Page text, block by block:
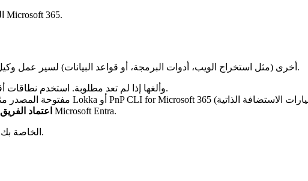
إذا استمرت المشكلات، راجع مقالة مركز مساعدة Claude الرسمية حول تمكين موصل Microsoft 365.
: ادمج M365 مع خوادم MCP أخرى (مثل استخراج الويب، أدوات البرمجة، أو قواعد البيانات) لسير عمل وكيل متعدد الأدوات قوي.
: راجع بانتظام الأذونات الممنوحة في Entra ID وألغها إذا لم تعد مطلوبة. استخدم نطاقات أقل امتيازًا.
اعتماد الفريق : شارك هذا الدليل مع الزملاء وراقب الاستخدام عبر سجلات تسجيل الدخول في Microsoft Entra.
أنت الآن جاهز لتعزيز Claude ببيانات Microsoft 365 الخاصة بك لإنتاجية أكثر ذكاءً ومراعاة للسياق.